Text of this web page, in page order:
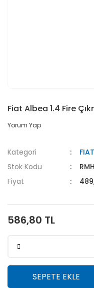
Fiat Albea 1.4 Fire
Yorum Yap
Kategori
Stok Kodu
Fiyat
586,80 TL
SEPETE EKLE